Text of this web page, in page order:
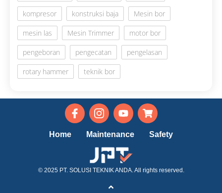
kompresor konstruksi baja Mesin bor
mesin las Mesin Trimmer motor bor
pengeboran pengecatan pengelasan
rotary hammer teknik bor
Home Maintenance Safety
© 2025 PT. SOLUSI TEKNIK ANDA. All rights reserved.